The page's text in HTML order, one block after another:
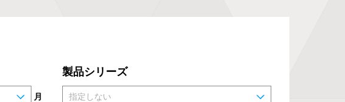
月
製品シリーズ